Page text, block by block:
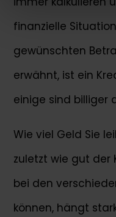
finanzielle
gewünschten
erwähnt, ist ein
einige sind billiger
Wie viel Geld Sie
zuletzt wie gut der
bei den
können, hängt